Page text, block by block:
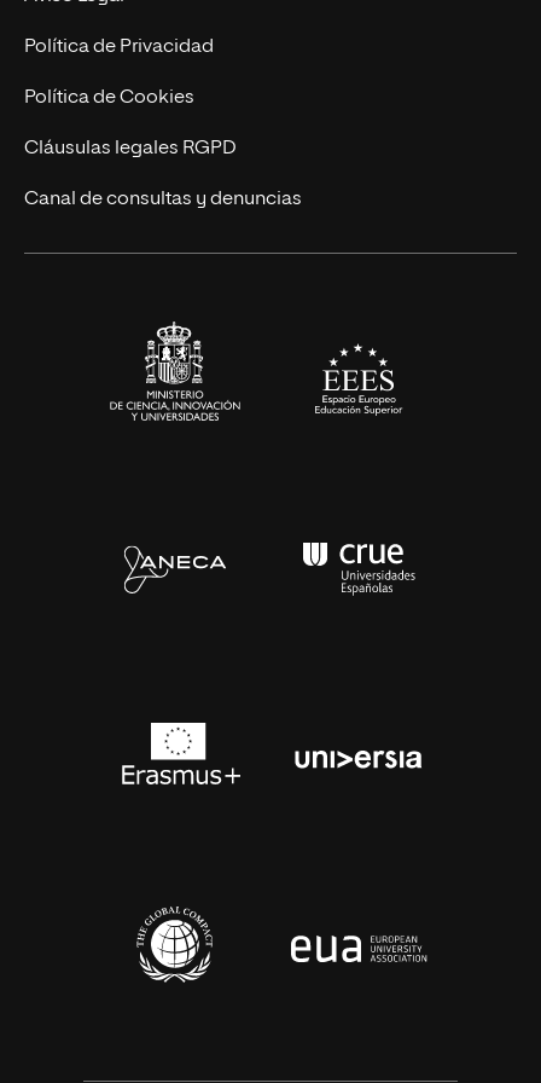
Postgrados
Cursos Universitarios
Trabaja en UNIR
Actualidad
UNIR Revista
Eventos
Política de Privacidad
Política de Cookies
Cláusulas legales RGPD
Canal de consultas y denuncias